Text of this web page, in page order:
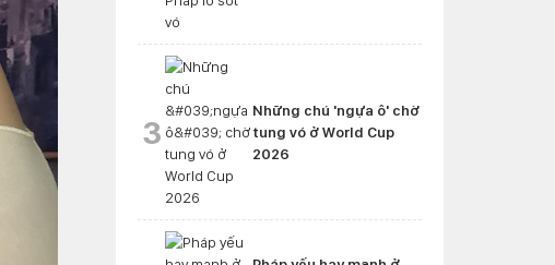
3
Những chú 'ngựa ô' chờ
tung vó ở World Cup
2026